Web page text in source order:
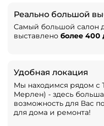
Реально большой
Самый большой салон
выставлено более 400
Удобная локация
Мы находимся рядом
Мерлен) - здесь
возможность для Вас
для дома и ремонта!